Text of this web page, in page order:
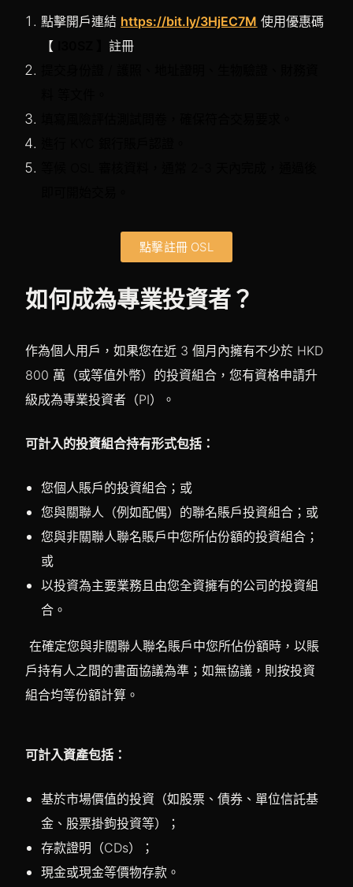
點擊開戶連結 https://bit.ly/3HjEC7M 使用優惠碼
【
I30SZ 】註冊
點擊註冊 OSL
如何成為專業投資者？
作為個人用戶，如果您在近 3 個月內擁有不少於 HKD
800 萬（或等值外幣）的投資組合，您有資格申請升
級成為專業投資者（PI）。
可計入的投資組合持有形式包括：
您個人賬戶的投資組合；或
您與關聯人（例如配偶）的聯名賬戶投資組合；或
您與非關聯人聯名賬戶中您所佔份額的投資組合；
或
以投資為主要業務且由您全資擁有的公司的投資組
合。
在確定您與非關聯人聯名賬戶中您所佔份額時，以賬
戶持有人之間的書面協議為準；如無協議，則按投資
組合均等份額計算。
可計入資產包括：
基於市場價值的投資（如股票、債券、單位信託基
金、股票掛鉤投資等）；
存款證明（CDs）；
現金或現金等價物存款。